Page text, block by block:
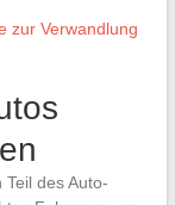
zur Verwandlung
des Auto-